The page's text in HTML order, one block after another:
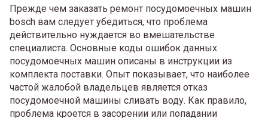
Прежде чем заказать ремонт посудомоечных машин
bosch вам следует убедиться, что проблема
действительно нуждается во вмешательстве
специалиста. Основные коды ошибок данных
посудомоечных машин описаны в инструкции из
комплекта поставки. Опыт показывает, что наиболее
частой жалобой владельцев является отказ
посудомоечной машины сливать воду. Как правило,
проблема кроется в засорении или попадании